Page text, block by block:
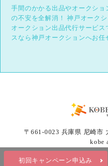
初回キャンペーン申込み
手間のかかる出品やオークシ
の不安を全解消！
神戸オーク
オークション出品代行サービス
スなら神戸オークションへお任
〒661-0023 兵庫県 尼崎市
kobe